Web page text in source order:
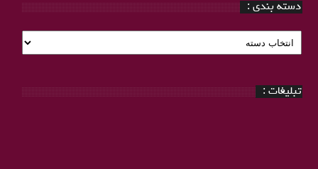
دسته بندی :
دسته
بندی
تبلیغات :